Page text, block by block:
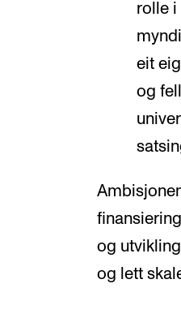
rolle i
eit
og
og
og lett